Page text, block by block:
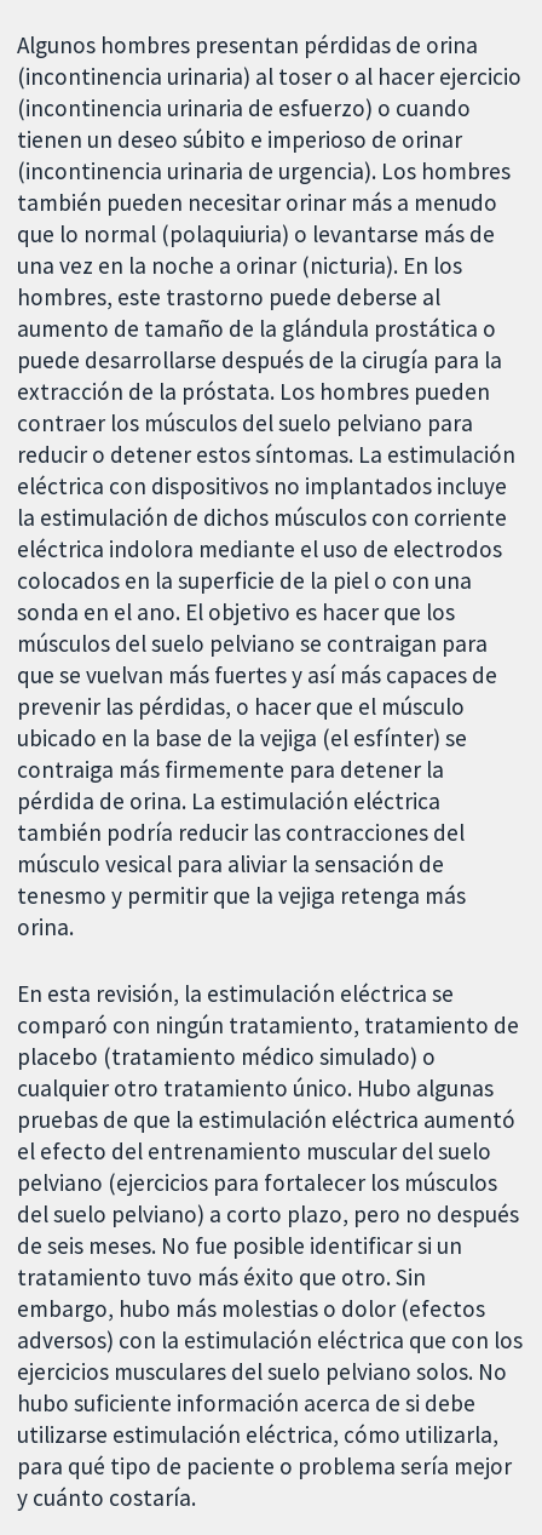
Algunos hombres presentan pérdidas de orina
(incontinencia urinaria) al toser o al hacer ejercicio
(incontinencia urinaria de esfuerzo) o cuando
tienen un deseo súbito e imperioso de orinar
(incontinencia urinaria de urgencia). Los hombres
también pueden necesitar orinar más a menudo
que lo normal (polaquiuria) o levantarse más de
una vez en la noche a orinar (nicturia). En los
hombres, este trastorno puede deberse al
aumento de tamaño de la glándula prostática o
puede desarrollarse después de la cirugía para la
extracción de la próstata. Los hombres pueden
contraer los músculos del suelo pelviano para
reducir o detener estos síntomas. La estimulación
eléctrica con dispositivos no implantados incluye
la estimulación de dichos músculos con corriente
eléctrica indolora mediante el uso de electrodos
colocados en la superficie de la piel o con una
sonda en el ano. El objetivo es hacer que los
músculos del suelo pelviano se contraigan para
que se vuelvan más fuertes y así más capaces de
prevenir las pérdidas, o hacer que el músculo
ubicado en la base de la vejiga (el esfínter) se
contraiga más firmemente para detener la
pérdida de orina. La estimulación eléctrica
también podría reducir las contracciones del
músculo vesical para aliviar la sensación de
tenesmo y permitir que la vejiga retenga más
orina.
En esta revisión, la estimulación eléctrica se
comparó con ningún tratamiento, tratamiento de
placebo (tratamiento médico simulado) o
cualquier otro tratamiento único. Hubo algunas
pruebas de que la estimulación eléctrica aumentó
el efecto del entrenamiento muscular del suelo
pelviano (ejercicios para fortalecer los músculos
del suelo pelviano) a corto plazo, pero no después
de seis meses. No fue posible identificar si un
tratamiento tuvo más éxito que otro. Sin
embargo, hubo más molestias o dolor (efectos
adversos) con la estimulación eléctrica que con los
ejercicios musculares del suelo pelviano solos. No
hubo suficiente información acerca de si debe
utilizarse estimulación eléctrica, cómo utilizarla,
para qué tipo de paciente o problema sería mejor
y cuánto costaría.